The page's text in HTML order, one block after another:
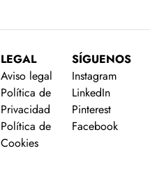
LEGAL
Aviso legal
Política de
Privacidad
Política de
Cookies
SÍGUENOS
Instagram
LinkedIn
Pinterest
Facebook